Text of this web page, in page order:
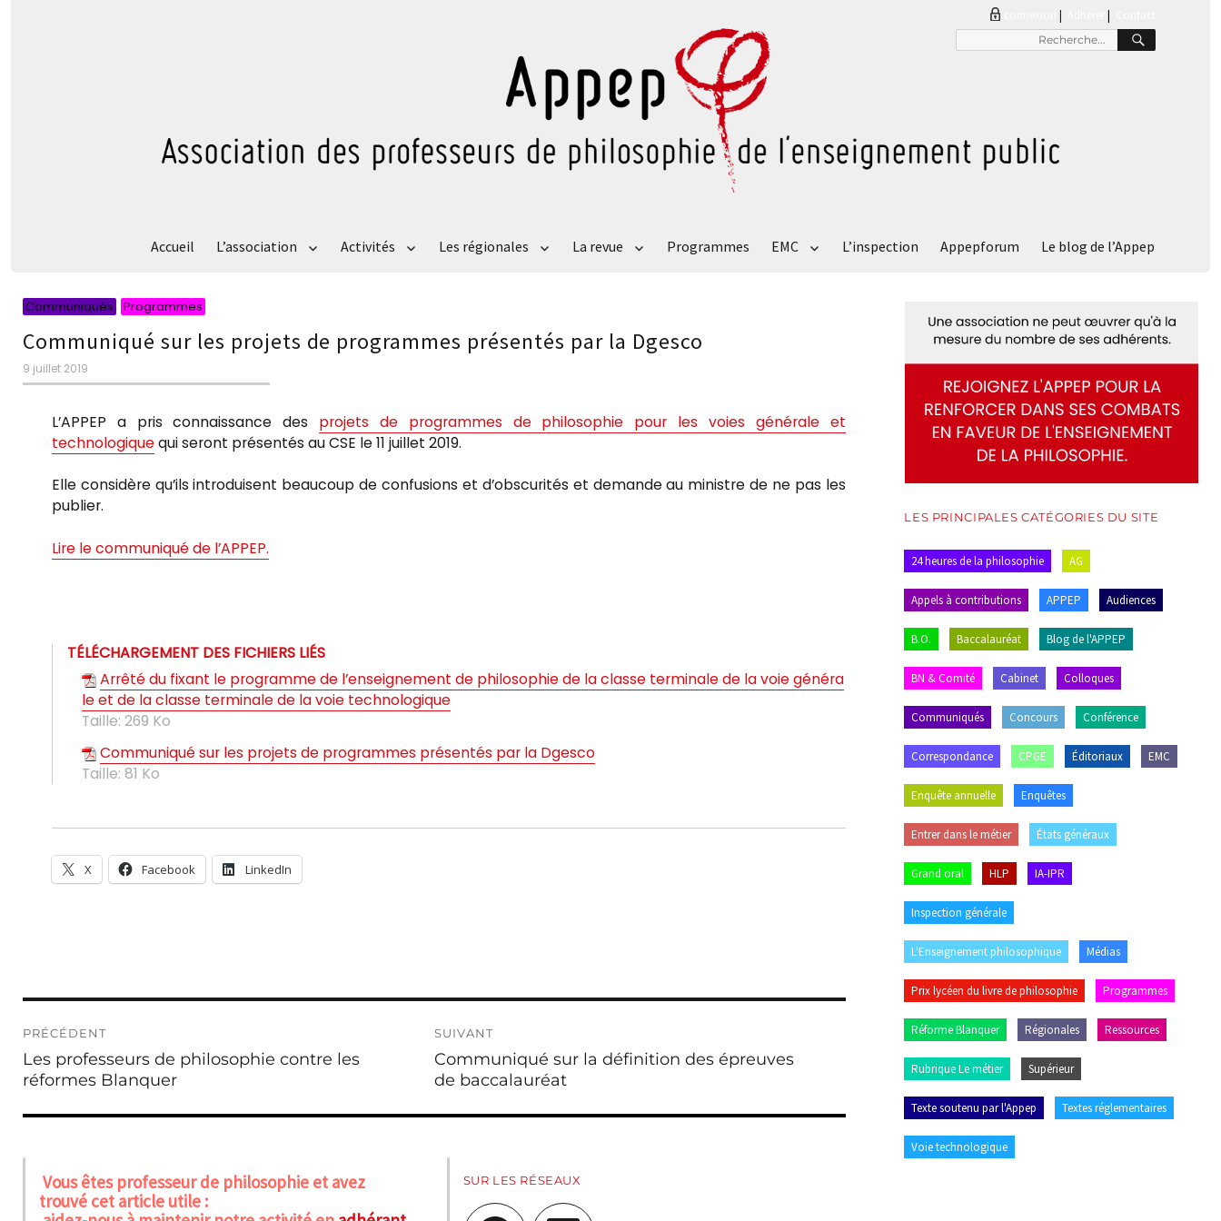
|
pour
Accueil L’association Activités Les régionales La revue Programmes EMC L’inspection Appepforum Le blog de l’Appep
Communiqués Programmes
Communiqué sur les projets de programmes présentés par la Dgesco
Publié
le
9 juillet 2019
L’APPEP a pris connaissance des projets de programmes de philosophie pour les voies générale et
technologiquequi seront présentés au CSE le 11 juillet 2019.
Elle considère qu’ils introduisent beaucoup de confusions et d’obscurités et demande au ministre de ne pas les
publier.
Lire le communiqué de l’APPEP.
TÉLÉCHARGEMENT DES FICHIERS LIÉS
Arrêté du fixant le programme de l’enseignement de philosophie de la classe terminale de la voie généra
le et de la classe terminale de la voie technologique
Taille: 269 Ko
Communiqué sur les projets de programmes présentés par la Dgesco
Taille: 81 Ko
X Facebook LinkedIn
de
l’article
PRÉCÉDENT
Publication
précédente :
Les professeurs de philosophie contre les
réformes Blanquer
SUIVANT
Publication
suivante :
Communiqué sur la définition des épreuves
de baccalauréat
Vous êtes professeur de philosophie et avez
trouvé cet article utile :
SUR LES RÉSEAUX
LES PRINCIPALES CATÉGORIES DU SITE
24 heures de la philosophie AG
Appels à contributions APPEP Audiences
B.O. Baccalauréat Blog de l'APPEP
BN & Comité Cabinet Colloques
Communiqués Concours Conférence
Correspondance CPGE Éditoriaux EMC
Enquête annuelle Enquêtes
Entrer dans le métier États généraux
Grand oral HLP IA-IPR
Inspection générale
L'Enseignement philosophique Médias
Prix lycéen du livre de philosophie Programmes
Réforme Blanquer Régionales Ressources
Rubrique Le métier Supérieur
Texte soutenu par l'Appep Textes réglementaires
Voie technologique